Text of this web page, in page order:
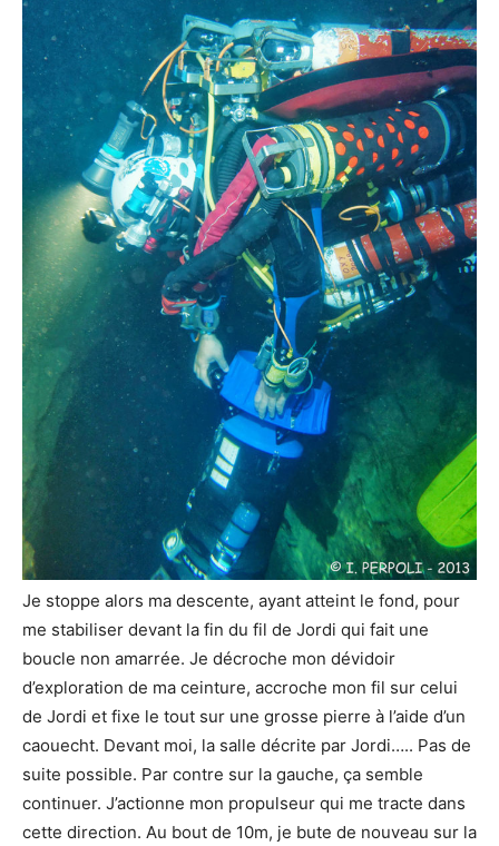
Je stoppe alors ma descente, ayant atteint le fond, pour
me stabiliser devant la fin du fil de Jordi qui fait une
boucle non amarrée. Je décroche mon dévidoir
d’exploration de ma ceinture, accroche mon fil sur celui
de Jordi et fixe le tout sur une grosse pierre à l’aide d’un
caouecht. Devant moi, la salle décrite par Jordi….. Pas de
suite possible. Par contre sur la gauche, ça semble
continuer. J’actionne mon propulseur qui me tracte dans
cette direction. Au bout de 10m, je bute de nouveau sur la